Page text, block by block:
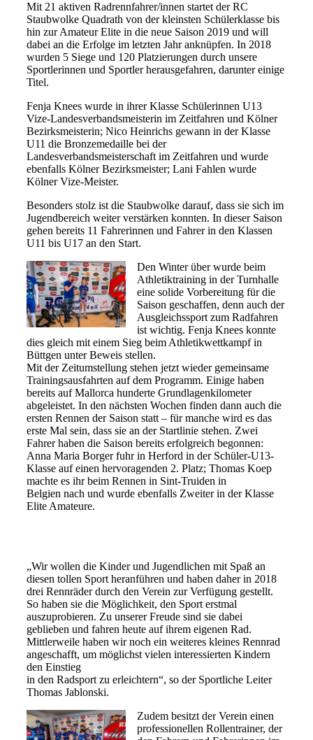
Mit 21 aktiven Radrennfahrer/innen startet der RC
Staubwolke Quadrath von der kleinsten Schülerklasse bis
hin zur Amateur Elite in die neue Saison 2019 und will
dabei an die Erfolge im letzten Jahr anknüpfen. In 2018
wurden 5 Siege und 120 Platzierungen durch unsere
Sportlerinnen und Sportler herausgefahren, darunter einige
Titel.
Fenja Knees wurde in ihrer Klasse Schülerinnen U13
Vize-Landesverbandsmeisterin im Zeitfahren und Kölner
Bezirksmeisterin; Nico Heinrichs gewann in der Klasse
U11 die Bronzemedaille bei der
Landesverbandsmeisterschaft im Zeitfahren und wurde
ebenfalls Kölner Bezirksmeister; Lani Fahlen wurde
Kölner Vize-Meister.
Besonders stolz ist die Staubwolke darauf, dass sie sich im
Jugendbereich weiter verstärken konnten. In dieser Saison
gehen bereits 11 Fahrerinnen und Fahrer in den Klassen
U11 bis U17 an den Start.
Den Winter über wurde beim
Athletiktraining in der Turnhalle
eine solide Vorbereitung für die
Saison geschaffen, denn auch der
Ausgleichssport zum Radfahren
ist wichtig. Fenja Knees konnte
dies gleich mit einem Sieg beim Athletikwettkampf in
Büttgen unter Beweis stellen.
Mit der Zeitumstellung stehen jetzt wieder gemeinsame
Trainingsausfahrten auf dem Programm. Einige haben
bereits auf Mallorca hunderte Grundlagenkilometer
abgeleistet. In den nächsten Wochen finden dann auch die
ersten Rennen der Saison statt – für manche wird es das
erste Mal sein, dass sie an der Startlinie stehen. Zwei
Fahrer haben die Saison bereits erfolgreich begonnen:
Anna Maria Borger fuhr in Herford in der Schüler-U13-
Klasse auf einen hervoragenden 2. Platz; Thomas Koep
machte es ihr beim Rennen in Sint-Truiden in
Belgien nach und wurde ebenfalls Zweiter in der Klasse
Elite Amateure.
„Wir wollen die Kinder und Jugendlichen mit Spaß an
diesen tollen Sport heranführen und haben daher in 2018
drei Rennräder durch den Verein zur Verfügung gestellt.
So haben sie die Möglichkeit, den Sport erstmal
auszuprobieren. Zu unserer Freude sind sie dabei
geblieben und fahren heute auf ihrem eigenen Rad.
Mittlerweile haben wir noch ein weiteres kleines Rennrad
angeschafft, um möglichst vielen interessierten Kindern
den Einstieg
in den Radsport zu erleichtern“, so der Sportliche Leiter
Thomas Jablonski.
Zudem besitzt der Verein einen
professionellen Rollentrainer, der